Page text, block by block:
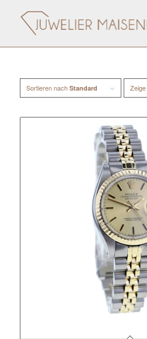
Sortieren nach Standard Zeige